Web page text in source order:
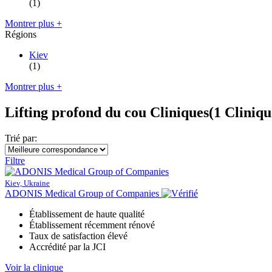
(1)
Montrer plus +
Régions
Kiev
(1)
Montrer plus +
Lifting profond du cou Cliniques(1
Trié par:
Filtre
Kiev, Ukraine
ADONIS Medical Group of Companies
Établissement de haute qualité
Établissement récemment rénové
Taux de satisfaction élevé
Accrédité par la JCI
Voir la clinique